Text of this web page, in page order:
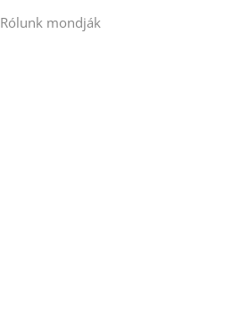
Rólunk mondják